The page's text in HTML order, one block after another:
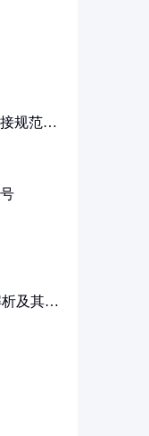
规范详
及其在